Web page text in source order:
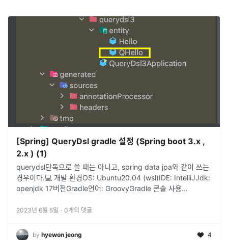
[Spring] QueryDsl gradle 설정 (Spring boot 3.x ,
2.x ) (1)
querydsl단독으로 쓸 때는 아니고, spring data jpa와 같이 쓰는
경우이다.💻 개발 환경OS: Ubuntu20.04 (wsl)IDE: IntelliJJdk:
openjdk 17버전Gradle언어: GroovyGradle 콘솔 사용
2023년 6월 5일 · 0개의 댓글
by hyewon jeong 4